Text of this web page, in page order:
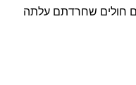
חולים שחרדתם עלתה